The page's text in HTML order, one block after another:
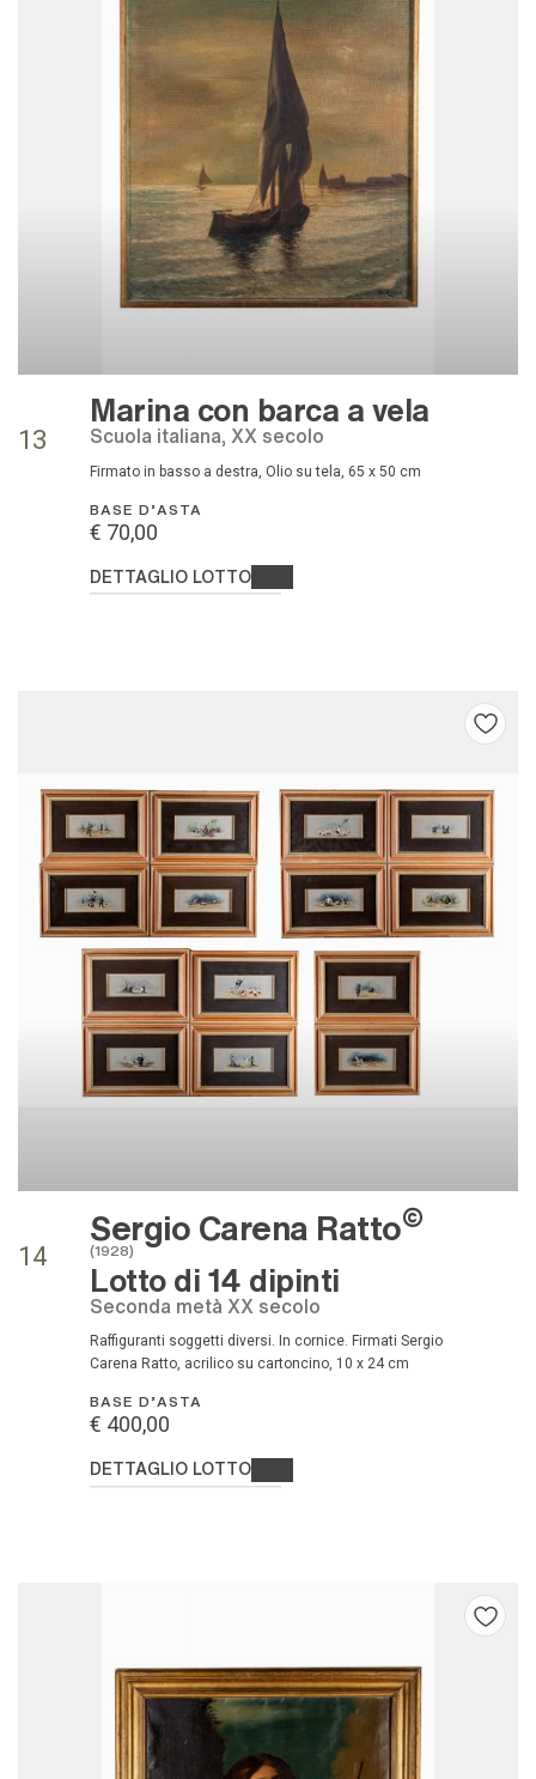
13
Marina con barca a vela
Scuola italiana, XX secolo
Firmato in basso a destra, Olio su tela, 65 x 50 cm
BASE D'ASTA
€ 70,00
DETTAGLIO LOTTO
14
Sergio Carena Ratto©
(1928)
Lotto di 14 dipinti
seconda metà XX secolo
raffiguranti soggetti diversi. In cornice. Firmati Sergio
Carena Ratto, acrilico su cartoncino, 10 x 24 cm
BASE D'ASTA
€ 400,00
DETTAGLIO LOTTO